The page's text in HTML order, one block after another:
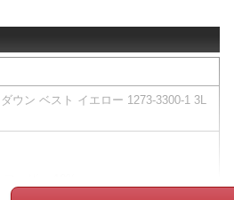
ウン ベスト イエロー 1273-3300-1 3L
ェザー 10%